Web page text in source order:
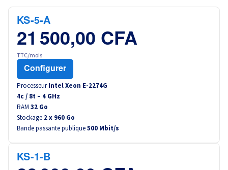
Maroc
Sénégal
Tunisie
Canada (en)
Canada (fr)
KS-5-A
21 500,00 CFA
TTC/mois
Configurer
Processeur Intel Xeon E-2274G
4c / 8t – 4 GHz
RAM 32 Go
Stockage 2 x 960 Go
Bande passante publique500 Mbit/s
KS-1-B